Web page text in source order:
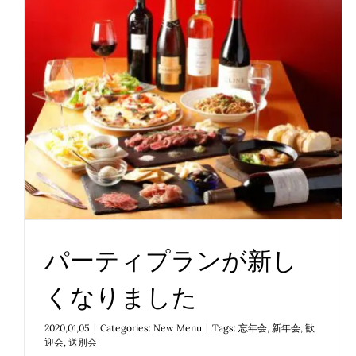
パーティプランが新しくなり
ました
New Menu
パーティプランが新し
くなりました
2020,01,05 | Categories: New Menu | Tags: 忘年会, 新年会, 歓
迎会, 送別会